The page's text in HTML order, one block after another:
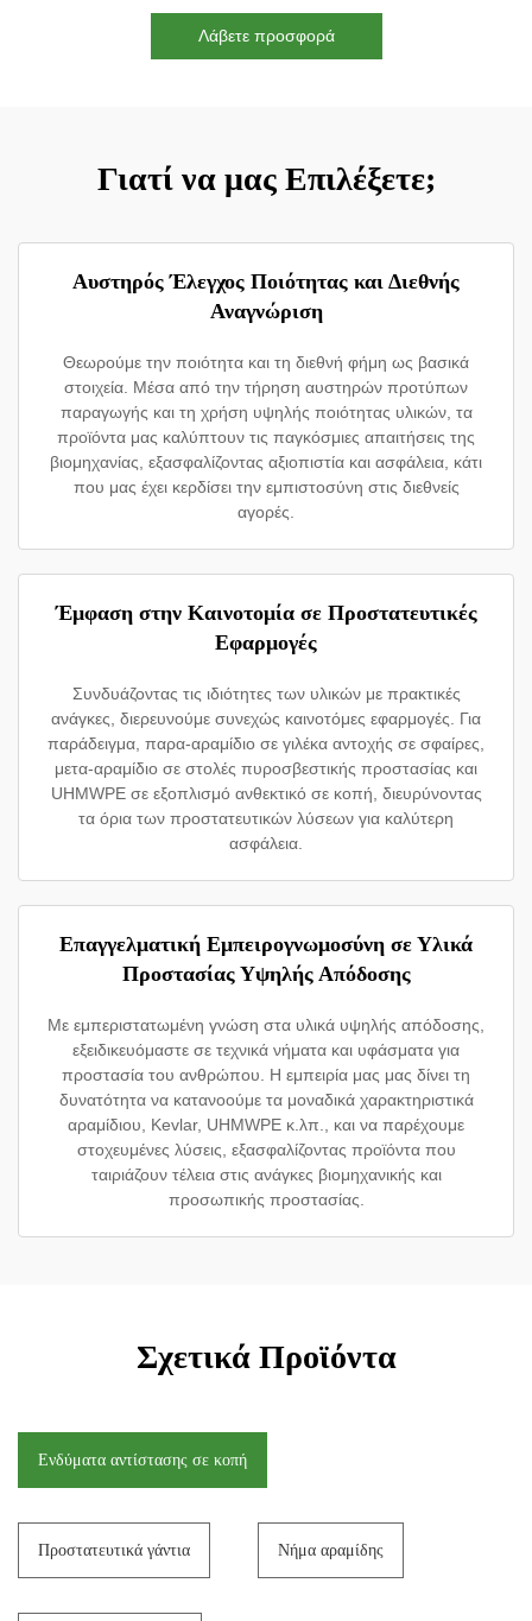
Λάβετε προσφορά
Γιατί να μας Επιλέξετε;
Αυστηρός Έλεγχος Ποιότητας και Διεθνής
Αναγνώριση
Θεωρούμε την ποιότητα και τη διεθνή φήμη ως βασικά
στοιχεία. Μέσα από την τήρηση αυστηρών προτύπων
παραγωγής και τη χρήση υψηλής ποιότητας υλικών, τα
προϊόντα μας καλύπτουν τις παγκόσμιες απαιτήσεις της
βιομηχανίας, εξασφαλίζοντας αξιοπιστία και ασφάλεια, κάτι
που μας έχει κερδίσει την εμπιστοσύνη στις διεθνείς
αγορές.
Έμφαση στην Καινοτομία σε Προστατευτικές
Εφαρμογές
Συνδυάζοντας τις ιδιότητες των υλικών με πρακτικές
ανάγκες, διερευνούμε συνεχώς καινοτόμες εφαρμογές. Για
παράδειγμα, παρα-αραμίδιο σε γιλέκα αντοχής σε σφαίρες,
μετα-αραμίδιο σε στολές πυροσβεστικής προστασίας και
UHMWPE σε εξοπλισμό ανθεκτικό σε κοπή, διευρύνοντας
τα όρια των προστατευτικών λύσεων για καλύτερη
ασφάλεια.
Επαγγελματική Εμπειρογνωμοσύνη σε Υλικά
Προστασίας Υψηλής Απόδοσης
Με εμπεριστατωμένη γνώση στα υλικά υψηλής απόδοσης,
εξειδικευόμαστε σε τεχνικά νήματα και υφάσματα για
προστασία του ανθρώπου. Η εμπειρία μας μας δίνει τη
δυνατότητα να κατανοούμε τα μοναδικά χαρακτηριστικά
αραμίδιου, Kevlar, UHMWPE κ.λπ., και να παρέχουμε
στοχευμένες λύσεις, εξασφαλίζοντας προϊόντα που
ταιριάζουν τέλεια στις ανάγκες βιομηχανικής και
προσωπικής προστασίας.
Σχετικά Προϊόντα
Ενδύματα αντίστασης σε κοπή
Προστατευτικά γάντια Νήμα αραμίδης